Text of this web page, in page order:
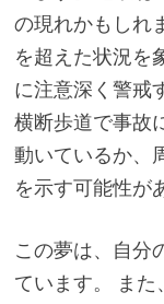
の現れかもしれ
を超えた状況を
に注意深く警戒
横断歩道で事故
動いているか、
を示す可能性が
この夢は、自分
ています。 ま